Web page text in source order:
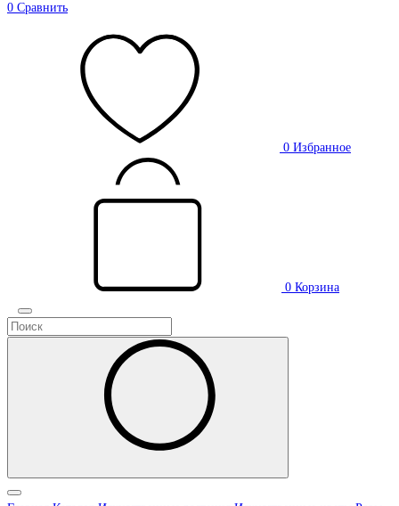
0 Сравнить
0 Избранное
0 Корзина